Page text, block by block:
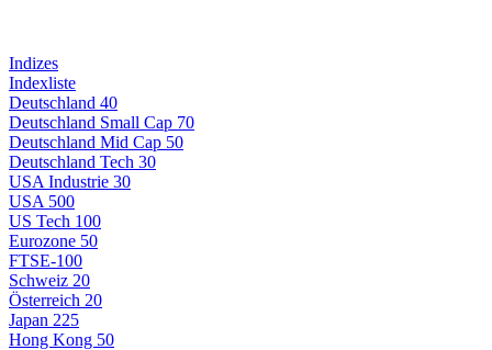
Indizes
Indexliste
Deutschland 40
Deutschland Small Cap 70
Deutschland Mid Cap 50
Deutschland Tech 30
USA Industrie 30
USA 500
US Tech 100
Eurozone 50
FTSE-100
Schweiz 20
Österreich 20
Japan 225
Hong Kong 50